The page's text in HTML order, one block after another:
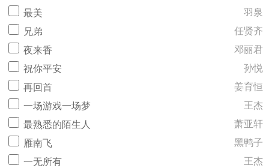
最美
羽泉
兄弟
任贤齐
夜来香
邓丽君
祝你平安
孙悦
再回首
姜育恒
一场游戏一场梦
王杰
最熟悉的陌生人
萧亚轩
雁南飞
黑鸭子
一无所有
王杰